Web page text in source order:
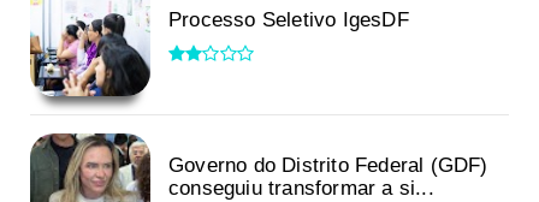
Processo Seletivo IgesDF
Governo do Distrito Federal (GDF)
conseguiu transformar a si...